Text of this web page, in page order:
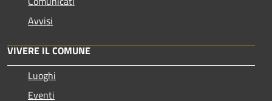
Avvisi
VIVERE IL COMUNE
Luoghi
Eventi